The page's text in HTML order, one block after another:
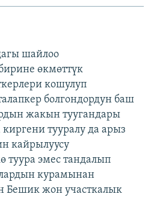
шайлоо
өкмөттүк
кошулуп
болгондордун баш
жакын туугандары
тууралу да арыз
кайрылуусу
туура эмес тандалып
курамынан
Бешик жон участкалык